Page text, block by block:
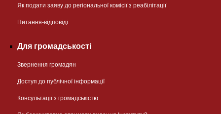
Як подати заяву до регіональної комісії з реабілітації
Питання-відповіді
Для громадськості
Звернення громадян
Доступ до публічної інформації
Консультації з громадськістю